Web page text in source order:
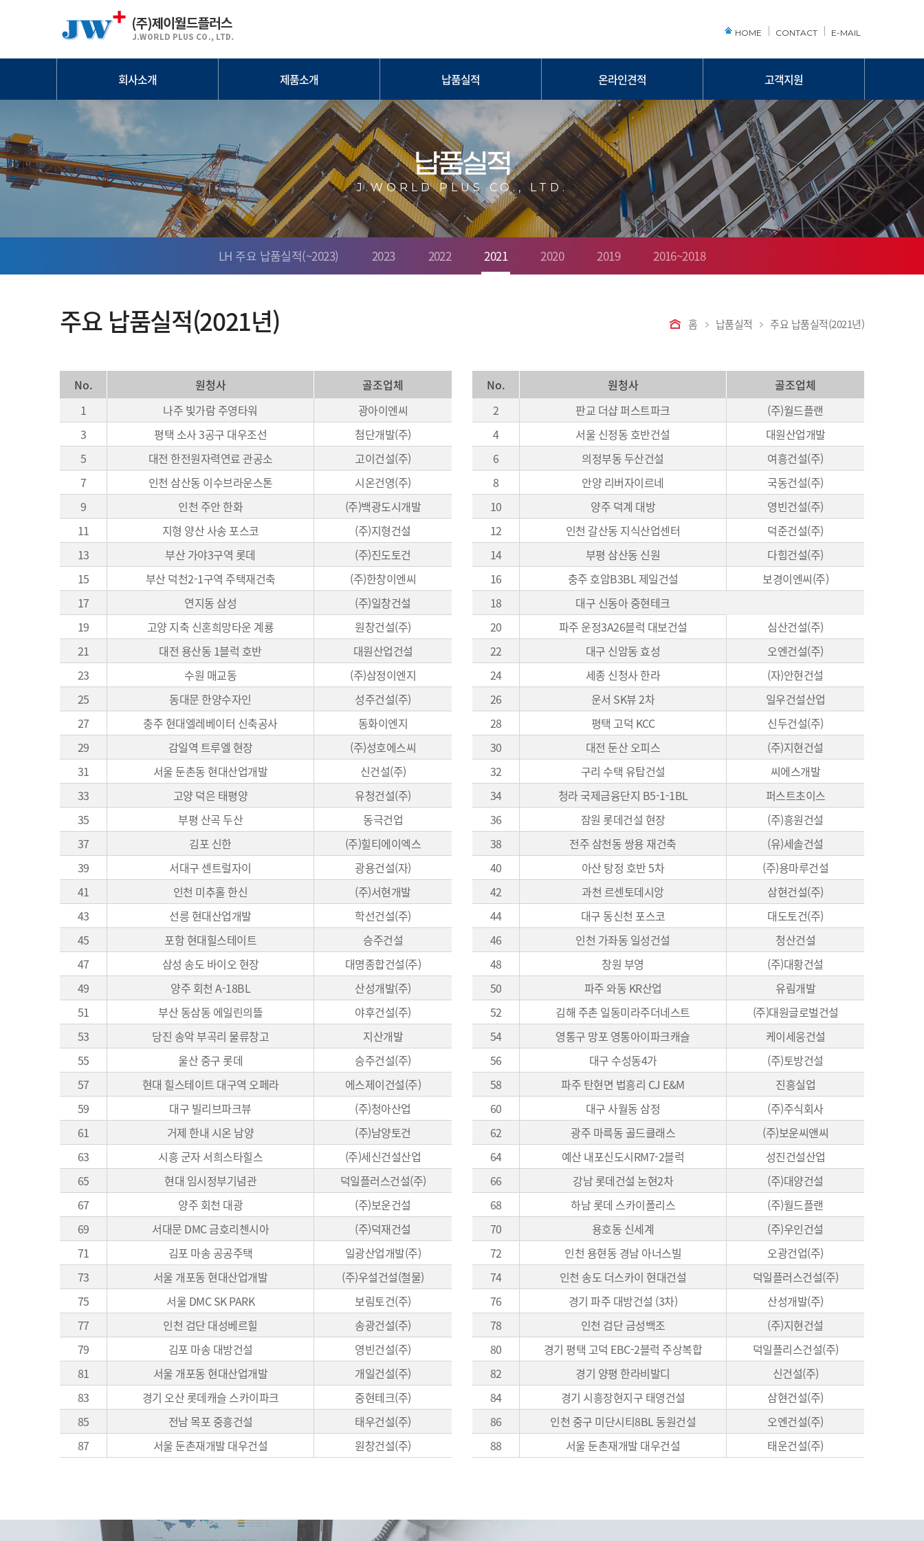
HOME CONTACT E-MAIL
회사소개
인증현황
제품소개
KS난연 콘돌이다막아
단열재 고정제품
타설 재단 롤비닐
지수판/레벨봉
응력분산곡면판/원터치커플러
선타설화스너
인슈레이션 화스너
부속자재
납품실적
LH 주요 납품실적(~2023)
2023
2022
2021
2020
2019
2016~2018
온라인견적
온라인견적
고객지원
공지사항
자료실
납품실적
J.WORLD PLUS CO., LTD.
LH 주요 납품실적(~2023) 2023 2022 2021 2020 2019 2016~2018
홈 납품실적 주요 납품실적(2021년)
주요 납품실적(2021년)
No. 원청사 골조업체 No. 원청사
골조업체
1
나주 빛가람 주영타워 광아이엔씨 2 판교 더샵 퍼스트파크
(주)월드플랜
3
평택 소사 3공구 대우조선 첨단개발(주) 4 서울 신정동 호반건설
대원산업개발
5
대전 한전원자력연료 관공소 고이건설(주) 6 의정부동 두산건설
여흥건설(주)
7
인천 삼산동 이수브라운스톤 시온건영(주) 8 안양 리버자이르네
국동건설(주)
9
인천 주안 한화 (주)백광도시개발 10 양주 덕계 대방
영빈건설(주)
11
지형 양산 사송 포스코 (주)지형건설 12 인천 갈산동 지식산업센터
덕준건설(주)
13
부산 가야3구역 롯데 (주)진도토건 14 부평 삼산동 신원
다힘건설(주)
15
부산 덕천2-1구역 주택재건축 (주)한창이엔씨 16 충주 호암B3BL 제일건설
보경이엔씨(주)
17
연지동 삼성 (주)일창건설 18
대구 신동아 중현테크
19
고양 지축 신혼희망타운 계룡 원창건설(주) 20 파주 운정3A26블럭 대보건설
심산건설(주)
21
대전 용산동 1블럭 호반 대원산업건설 22 대구 신암동 효성
오엔건설(주)
23
수원 매교동 (주)삼정이엔지 24 세종 신청사 한라
(자)안현건설
25
동대문 한양수자인 성주건설(주) 26 운서 SK뷰 2차
일우건설산업
27
충주 현대엘레베이터 신축공사 동화이엔지 28 평택 고덕 KCC
신두건설(주)
29
감일역 트루엘 현장 (주)성호에스씨 30 대전 둔산 오피스
(주)지현건설
31
서울 둔촌동 현대산업개발 신건설(주) 32 구리 수택 유탑건설
씨에스개발
33
고양 덕은 태평양 유청건설(주) 34 청라 국제금융단지 B5-1-1BL
퍼스트초이스
35
부평 산곡 두산 동극건업 36 잠원 롯데건설 현장
(주)흥원건설
37
김포 신한 (주)힐티에이엑스 38 전주 삼천동 쌍용 재건축
(유)세솔건설
39
서대구 센트럴자이 광용건설(자) 40 아산 탕정 호반 5차
(주)용마루건설
41
인천 미추홀 한신 (주)서현개발 42 과천 르센토데시앙
삼현건설(주)
43
선릉 현대산업개발 학선건설(주) 44 대구 동신천 포스코
대도토건(주)
45
포항 현대힐스테이트 승주건설 46 인천 가좌동 일성건설
청산건설
47
삼성 송도 바이오 현장 대명종합건설(주) 48 창원 부영
(주)대황건설
49
양주 회천 A-18BL 산성개발(주) 50 파주 와동 KR산업
유림개발
51
부산 동삼동 에일린의뜰 야후건설(주) 52 김해 주촌 일동미라주더네스트
(주)대원글로벌건설
53
당진 송악 부곡리 물류창고 지산개발 54 영통구 망포 영통아이파크캐슬
케이세웅건설
55
울산 중구 롯데 승주건설(주) 56 대구 수성동4가
(주)토방건설
57
현대 힐스테이트 대구역 오페라 에스제이건설(주) 58 파주 탄현면 법흥리 CJ E&M
진흥실업
59
대구 빌리브파크뷰 (주)청아산업 60 대구 사월동 삼정
(주)주식회사
61
거제 한내 시온 남양 (주)남양토건 62 광주 마륵동 골드클래스
(주)보운씨앤씨
63
시흥 군자 서희스타힐스 (주)세신건설산업 64 예산 내포신도시RM7-2블럭
성진건설산업
65
현대 임시정부기념관 덕일플러스건설(주) 66 강남 롯데건설 논현2차
(주)대양건설
67
양주 회천 대광 (주)보운건설 68 하남 롯데 스카이폴리스
(주)월드플랜
69
서대문 DMC 금호리첸시아 (주)덕재건설 70 용호동 신세계
(주)우인건설
71
김포 마송 공공주택 일광산업개발(주) 72 인천 용현동 경남 아너스빌
오광건업(주)
73
서울 개포동 현대산업개발 (주)우설건설(철물) 74 인천 송도 더스카이 현대건설
덕일플러스건설(주)
75
서울 DMC SK PARK 보림토건(주) 76 경기 파주 대방건설 (3차)
산성개발(주)
77
인천 검단 대성베르힐 송광건설(주) 78 인천 검단 금성백조
(주)지현건설
79
김포 마송 대방건설 영빈건설(주) 80 경기 평택 고덕 EBC-2블럭 주상복합
덕일플리스건설(주)
81
서울 개포동 현대산업개발 개일건설(주) 82 경기 양평 한라비발디
신건설(주)
83
경기 오산 롯데캐슬 스카이파크 중현테크(주) 84 경기 시흥장현지구 태영건설
삼현건설(주)
85
전남 목포 중흥건설 태우건설(주) 86 인천 중구 미단시티8BL 동원건설
오엔건설(주)
87
서울 둔촌재개발 대우건설 원창건설(주) 88 서울 둔촌재개발 대우건설 태운건설(주)